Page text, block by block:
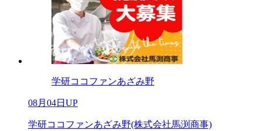
学研ココファンあざみ野
08月04日UP
学研ココファンあざみ野(株式会社馬渕商事)